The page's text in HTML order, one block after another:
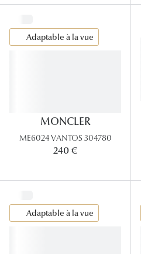
Adaptable à la vue
MONCLER
ME6024 VANTOS 304780
240 €
Adaptable à la vue